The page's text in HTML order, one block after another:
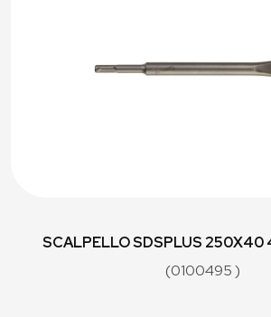
SCALPELLO SDSPLUS
(0100495 )